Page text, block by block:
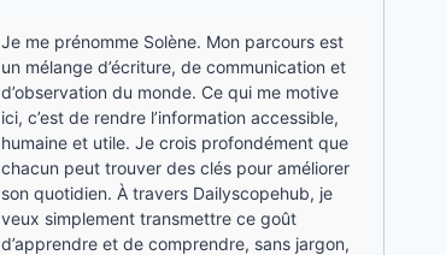
Je me prénomme Solène. Mon parcours est
un mélange d’écriture, de communication et
d’observation du monde. Ce qui me motive
ici, c’est de rendre l’information accessible,
humaine et utile. Je crois profondément que
chacun peut trouver des clés pour améliorer
son quotidien. À travers Dailyscopehub, je
veux simplement transmettre ce goût
d’apprendre et de comprendre, sans jargon,